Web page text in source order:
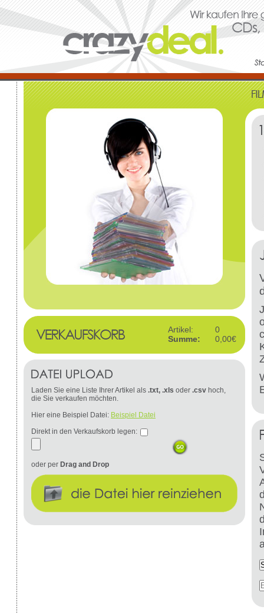
Artikel:
0
Summe:
0,00€
Laden Sie eine Liste Ihrer Artikel als .txt, .xls oder .csv hoch,
die Sie verkaufen möchten.
Hier eine Beispiel Datei: Beispiel Datei
Direkt in den Verkaufskorb legen:
oder per Drag and Drop